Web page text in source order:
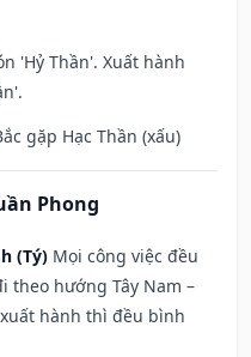
'Hỷ Thần'. Xuất hành
gặp Hạc Thần (xấu)
Phong
(Tý) Mọi công việc đều
theo hướng Tây Nam –
hành thì đều bình